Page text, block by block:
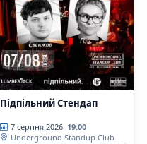
Підпільний Стендап
7 серпня 2026 19:00
Underground Standup Club